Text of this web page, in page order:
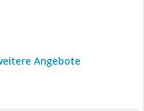
Angebote